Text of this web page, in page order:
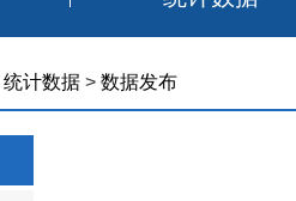
统计数据 > 数据发布